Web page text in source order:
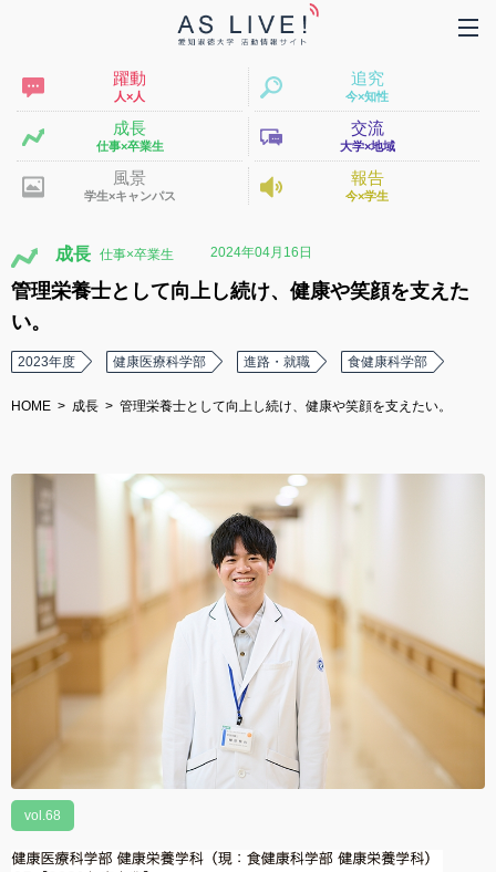
躍動
人×人
追究
今×知性
成長
仕事×卒業生
交流
大学×地域
風景
学生×キャンパス
報告
今×学生
成長 2024年04月16日
管理栄養士として向上し続け、健康や笑顔を支えた
い。
2023年度 健康医療科学部 進路・就職 食健康科学部
HOME 成長 管理栄養士として向上し続け、健康や笑顔を支えたい。
vol.68